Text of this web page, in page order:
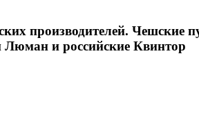
производителей. Чешские
Люман и российские Квинтор